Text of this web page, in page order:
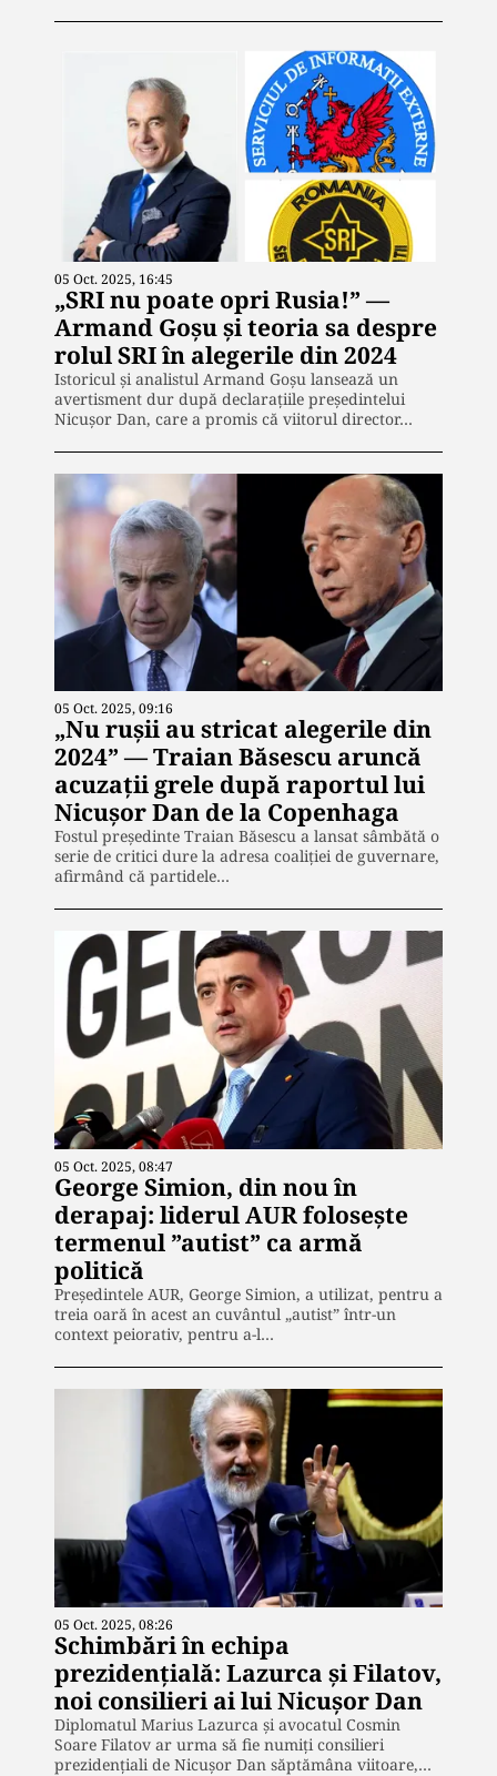
05 Oct. 2025, 16:45
„SRI nu poate opri Rusia!” —
Armand Goșu și teoria sa despre
rolul SRI în alegerile din 2024
Istoricul și analistul Armand Goșu lansează un
avertisment dur după declarațiile președintelui
Nicușor Dan, care a promis că viitorul director…
05 Oct. 2025, 09:16
„Nu rușii au stricat alegerile din
2024” — Traian Băsescu aruncă
acuzații grele după raportul lui
Nicușor Dan de la Copenhaga
Fostul președinte Traian Băsescu a lansat sâmbătă o
serie de critici dure la adresa coaliției de guvernare,
afirmând că partidele…
05 Oct. 2025, 08:47
George Simion, din nou în
derapaj: liderul AUR folosește
termenul ”autist” ca armă
politică
Președintele AUR, George Simion, a utilizat, pentru a
treia oară în acest an cuvântul „autist” într-un
context peiorativ, pentru a-l…
05 Oct. 2025, 08:26
Schimbări în echipa
prezidențială: Lazurca și Filatov,
noi consilieri ai lui Nicușor Dan
Diplomatul Marius Lazurca și avocatul Cosmin
Soare Filatov ar urma să fie numiți consilieri
prezidențiali de Nicușor Dan săptămâna viitoare,…